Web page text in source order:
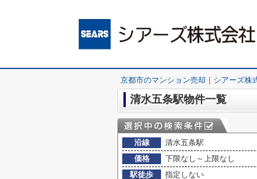
京都市のマンション売却｜シアーズ株
清水五条駅物件一覧
沿線
清水五条駅
価格
下限なし～上限なし
駅徒歩
指定しない